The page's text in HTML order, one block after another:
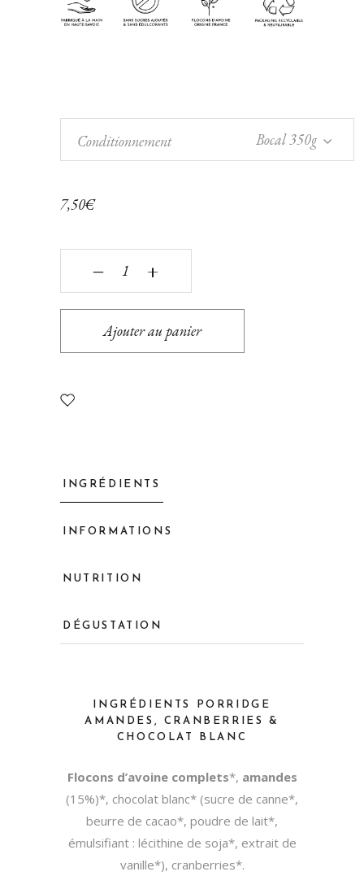
Conditionnement Bocal 350g
7,50€
Porridge amandes, cranberries & chocolat
‒ +
Ajouter au panier
INGRÉDIENTS
INFORMATIONS
NUTRITION
DÉGUSTATION
INGRÉDIENTS PORRIDGE
AMANDES, CRANBERRIES &
CHOCOLAT BLANC
Flocons d’avoine complets*, amandes
(15%)*, chocolat blanc* (sucre de canne*,
beurre de cacao*, poudre de lait*,
émulsifiant : lécithine de soja*, extrait de
vanille*), cranberries*.